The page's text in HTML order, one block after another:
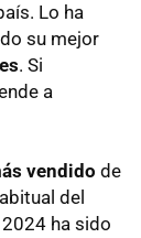
Lo ha
su mejor
. Si
a
vendido de
del
ha sido